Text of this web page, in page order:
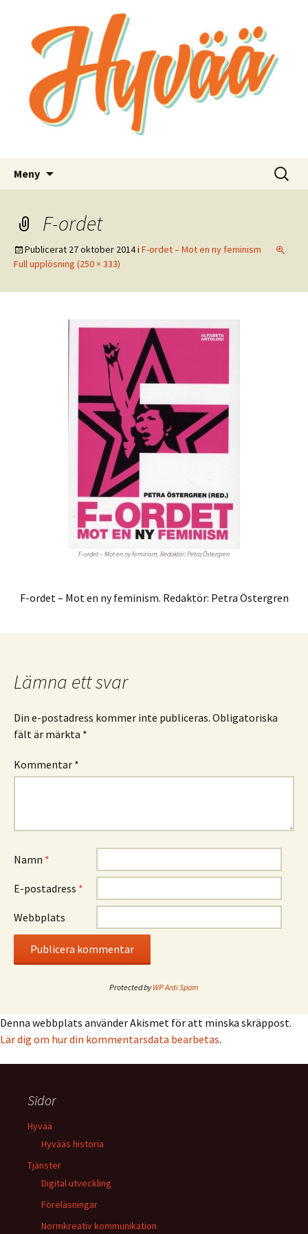
Hyvää
Bra kommunikation för bra saker
Meny
Sök
efter:
F-ordet
Publicerat 27 oktober 2014i F-ordet – Mot en ny feminism
Full upplösning (250 × 333)
F-ordet – Mot en ny feminism. Redaktör: Petra Östergren
F-ordet – Mot en ny feminism. Redaktör: Petra Östergren
Lämna ett svar
Din e-postadress kommer inte publiceras. Obligatoriska
fält är märkta *
Kommentar *
Namn *
E-postadress *
Webbplats
Protected byWP Anti Spam
Denna webbplats använder Akismet för att minska skräppost.
Lär dig om hur din kommentarsdata bearbetas.
Sidor
Hyvää
Hyvääs historia
Tjänster
Digital utveckling
Föreläsningar
Normkreativ kommunikation